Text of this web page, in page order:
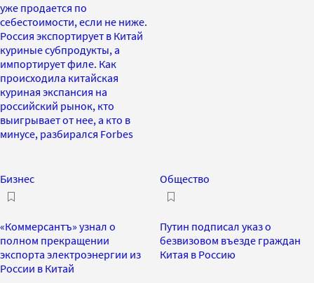
уже продается по
себестоимости, если не ниже.
Россия экспортирует в Китай
куриные субпродукты, а
импортирует филе. Как
происходила китайская
куриная экспансия на
российский рынок, кто
выигрывает от нее, а кто в
минусе, разбирался Forbes
Бизнес
«Коммерсантъ» узнал о
полном прекращении
экспорта электроэнергии из
России в Китай
Общество
Путин подписал указ о
безвизовом въезде граждан
Китая в Россию